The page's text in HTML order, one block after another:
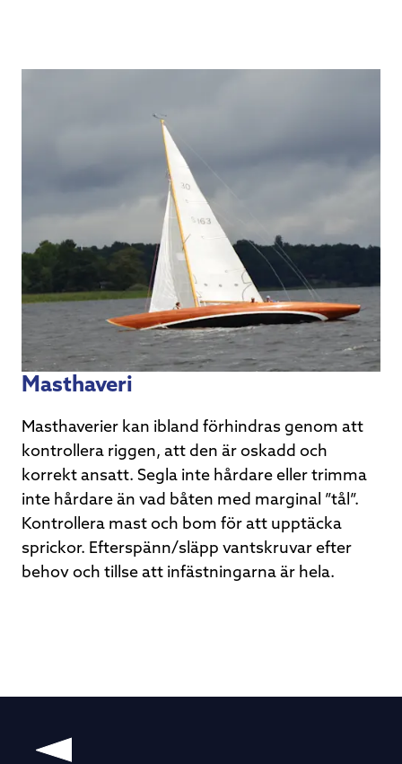
Masthaveri
Masthaverier kan ibland förhindras genom att
kontrollera riggen, att den är oskadd och
korrekt ansatt. Segla inte hårdare eller trimma
inte hårdare än vad båten med marginal ”tål”.
Kontrollera mast och bom för att upptäcka
sprickor. Efterspänn/släpp vantskruvar efter
behov och tillse att infästningarna är hela.